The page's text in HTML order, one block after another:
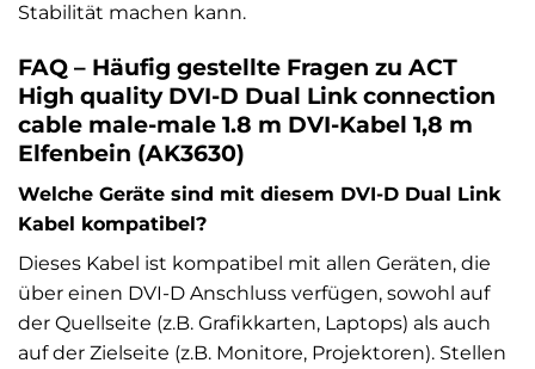
Stabilität machen kann.
FAQ – Häufig gestellte Fragen zu ACT
High quality DVI-D Dual Link connection
cable male-male 1.8 m DVI-Kabel 1,8 m
Elfenbein (AK3630)
Welche Geräte sind mit diesem DVI-D Dual Link
Kabel kompatibel?
Dieses Kabel ist kompatibel mit allen Geräten, die
über einen DVI-D Anschluss verfügen, sowohl auf
der Quellseite (z.B. Grafikkarten, Laptops) als auch
auf der Zielseite (z.B. Monitore, Projektoren). Stellen